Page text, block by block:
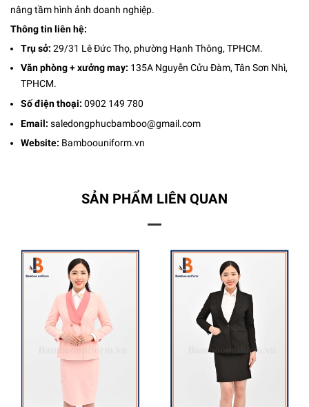
nâng tầm hình ảnh doanh nghiệp.
Thông tin liên hệ:
Trụ sở: 29/31 Lê Đức Thọ, phường Hạnh Thông, TPHCM.
Văn phòng + xưởng may: 135A Nguyễn Cửu Đàm, Tân Sơn Nhì,
TPHCM.
Số điện thoại: 0902 149 780
Email: saledongphucbamboo@gmail.com
Website: Bamboouniform.vn
SẢN PHẨM LIÊN QUAN